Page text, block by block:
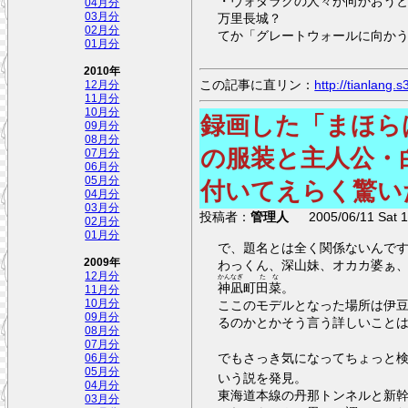
04月分
03月分
02月分
01月分
2010年
12月分
11月分
10月分
09月分
08月分
07月分
06月分
05月分
04月分
03月分
02月分
01月分
2009年
12月分
11月分
10月分
09月分
08月分
07月分
06月分
05月分
04月分
03月分
万里長城？
てか「グレートウォールに向か
この記事に直リン： http://
録画した「まほ
の服装と主人公
付いてえらく驚
投稿者：管理人 2005/06/11 Sat
で、題名とは全く関係ないんで
わっくん、深山妹、オカカ婆ぁ
神凪
かんなぎ
町田菜
たな
。
ここのモデルとなった場所は伊
るのかとかそう言う詳しいこと
でもさっき気になってちょっと
いう説を発見。
東海道本線の丹那トンネルと新